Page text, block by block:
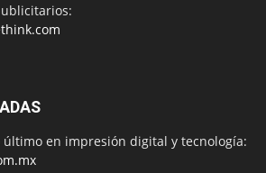
en impresión digital y tecnología: